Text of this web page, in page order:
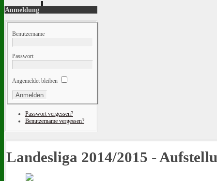
Anmeldung
Benutzername
Passwort
Angemeldet bleiben
Passwort vergessen?
Benutzername vergessen?
Landesliga 2014/2015 -